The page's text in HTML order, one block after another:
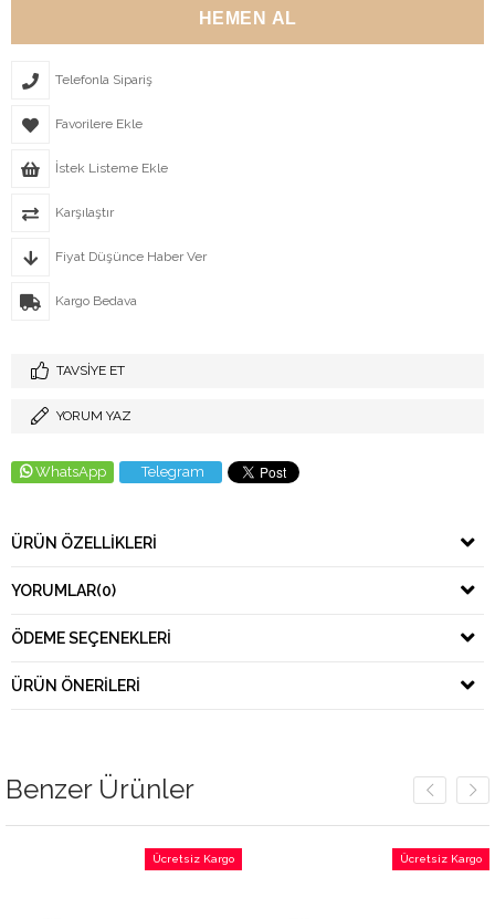
Telefonla Sipariş
Favorilere Ekle
İstek Listeme Ekle
Karşılaştır
Fiyat Düşünce Haber Ver
Kargo Bedava
TAVSIYE ET
YORUM YAZ
WhatsApp Telegram
ÜRÜN ÖZELLIKLERI
YORUMLAR(0)
ÖDEME SEÇENEKLERI
ÜRÜN ÖNERILERI
Benzer Ürünler
Ücretsiz Kargo Ücretsiz Kargo